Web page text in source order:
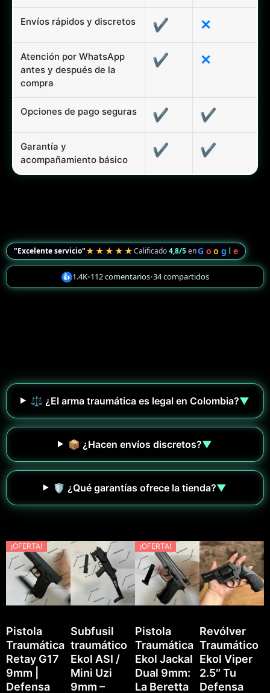
Envíos rápidos y discretos ✔ ✕
Atención por WhatsApp
antes y después de la
compra
✔ ✕
Opciones de pago seguras ✔ ✔
Garantía y
acompañamiento básico
✔ ✔
"Excelente servicio"★★★★★Calificado4,8/5enG o o g l e
👍 1.4K•112 comentarios•34 compartidos
⚖️ ¿El arma traumática es legal en Colombia?▼
📦 ¿Hacen envíos discretos?▼
🛡️ ¿Qué garantías ofrece la tienda?▼
¡OFERTA!
Pistola
Traumática
Retay G17
9mm |
Defensa
Subfusil
traumático
Ekol ASI /
Mini Uzi
9mm –
¡OFERTA!
Pistola
Traumática
Ekol Jackal
Dual 9mm:
La Beretta
Revólver
Traumático
Ekol Viper
2.5″ Tu
Defensa